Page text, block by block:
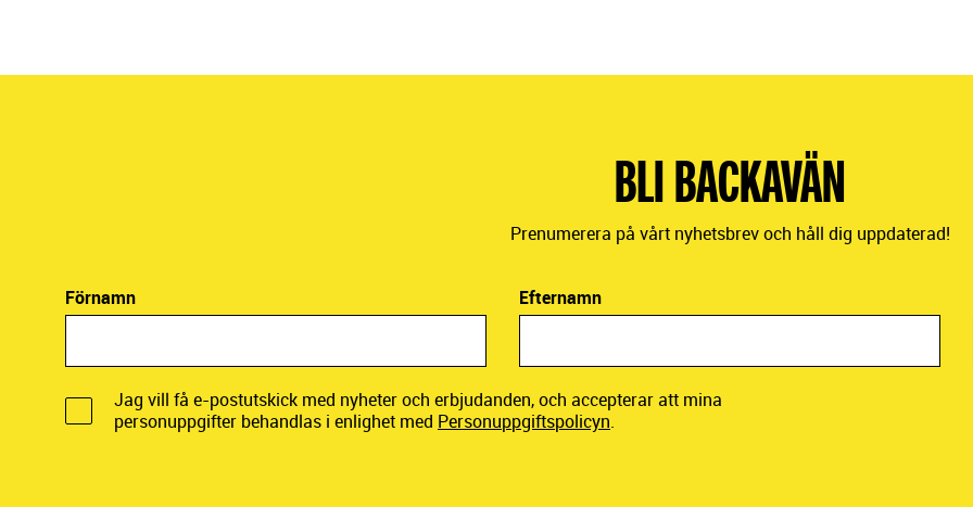
BLI BACKAVÄN
Prenumerera på vårt nyhetsbrev och håll dig uppdaterad!
Förnamn Efternamn
Jag vill få e-postutskick med nyheter och erbjudanden, och accepterar att mina
personuppgifter behandlas i enlighet med Personuppgiftspolicyn.